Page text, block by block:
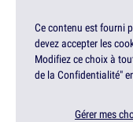
Ce contenu est fourni
devez accepter les
Modifiez ce choix à
de la Confidentialité"
Gérer mes